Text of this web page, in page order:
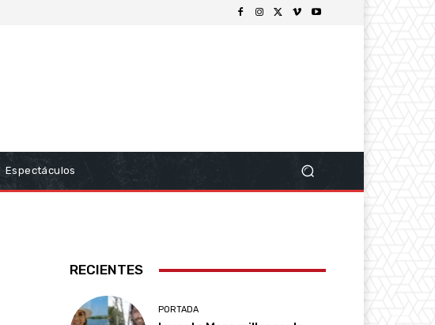
Espectáculos
RECIENTES
PORTADA